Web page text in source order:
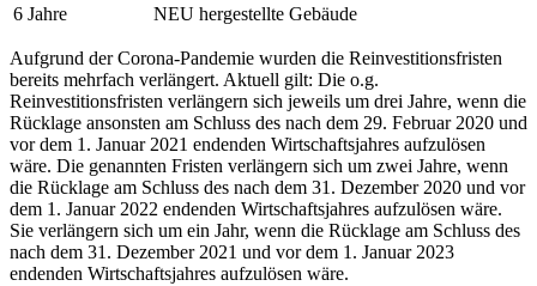
6 Jahre
NEU hergestellte Gebäude
Aufgrund der Corona-Pandemie wurden die Reinvestitionsfristen
bereits mehrfach verlängert. Aktuell gilt: Die o.g.
Reinvestitionsfristen verlängern sich jeweils um drei Jahre, wenn die
Rücklage ansonsten am Schluss des nach dem 29. Februar 2020 und
vor dem 1. Januar 2021 endenden Wirtschaftsjahres aufzulösen
wäre. Die genannten Fristen verlängern sich um zwei Jahre, wenn
die Rücklage am Schluss des nach dem 31. Dezember 2020 und vor
dem 1. Januar 2022 endenden Wirtschaftsjahres aufzulösen wäre.
Sie verlängern sich um ein Jahr, wenn die Rücklage am Schluss des
nach dem 31. Dezember 2021 und vor dem 1. Januar 2023
endenden Wirtschaftsjahres aufzulösen wäre.